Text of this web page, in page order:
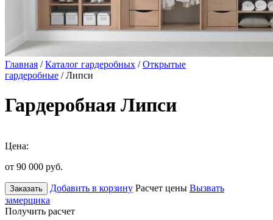
Главная /Каталог гардеробных /Открытые
гардеробные / Липси
Гардеробная Липси
Цена:
от 90 000 руб.
Заказать Добавить в корзину Расчет цены Вызвать
замерщика
Получить расчет